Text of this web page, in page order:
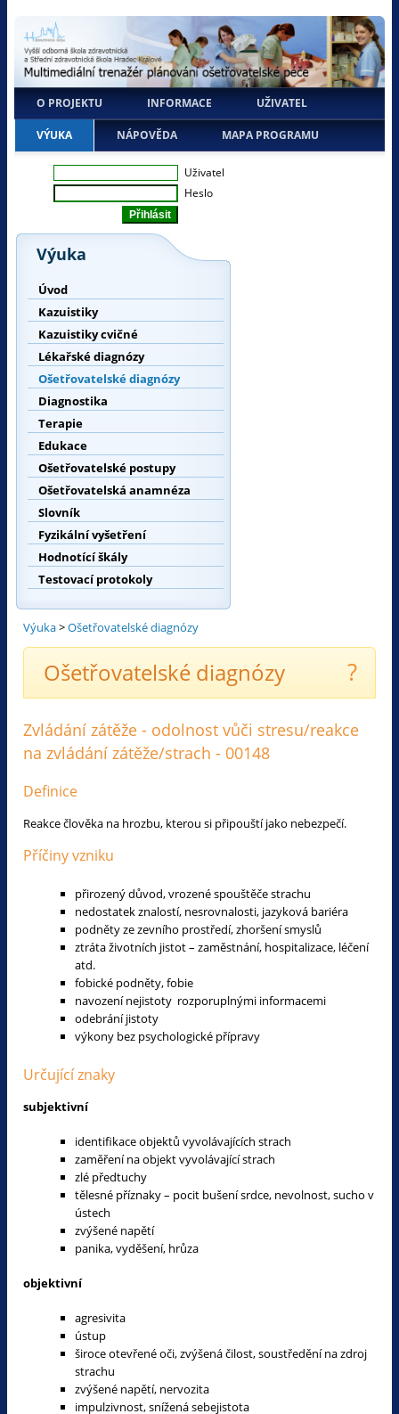
O PROJEKTU INFORMACE UŽIVATEL
VÝUKA NÁPOVĚDA MAPA PROGRAMU
Uživatel
Heslo
Výuka
Úvod
Kazuistiky
Kazuistiky cvičné
Lékařské diagnózy
Ošetřovatelské diagnózy
Diagnostika
Terapie
Edukace
Ošetřovatelské postupy
Ošetřovatelská anamnéza
Slovník
Fyzikální vyšetření
Hodnotící škály
Testovací protokoly
Výuka>Ošetřovatelské diagnózy
Ošetřovatelské diagnózy ?
Zvládání zátěže - odolnost vůči stresu/reakce
na zvládání zátěže/strach - 00148
Definice
Reakce člověka na hrozbu, kterou si připouští jako nebezpečí.
Příčiny vzniku
přirozený důvod, vrozené spouštěče strachu
nedostatek znalostí, nesrovnalosti, jazyková bariéra
podněty ze zevního prostředí, zhoršení smyslů
ztráta životních jistot – zaměstnání, hospitalizace, léčení
atd.
fobické podněty, fobie
navození nejistoty rozporuplnými informacemi
odebrání jistoty
výkony bez psychologické přípravy
Určující znaky
subjektivní
identifikace objektů vyvolávajících strach
zaměření na objekt vyvolávající strach
zlé předtuchy
tělesné příznaky – pocit bušení srdce, nevolnost, sucho v
ústech
zvýšené napětí
panika, vyděšení, hrůza
objektivní
agresivita
ústup
široce otevřené oči, zvýšená čilost, soustředění na zdroj
strachu
zvýšené napětí, nervozita
impulzivnost, snížená sebejistota